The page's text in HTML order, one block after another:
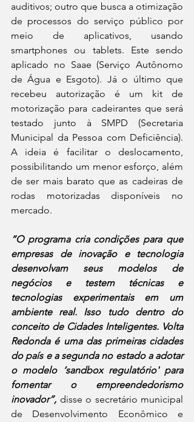
auditivos; outro que busca a otimização
de processos do serviço público por
meio de aplicativos, usando
smartphones ou tablets. Este sendo
aplicado no Saae (Serviço Autônomo
de Água e Esgoto). Já o último que
recebeu autorização é um kit de
motorização para cadeirantes que será
testado junto à SMPD (Secretaria
Municipal da Pessoa com Deficiência).
A ideia é facilitar o deslocamento,
possibilitando um menor esforço, além
de ser mais barato que as cadeiras de
rodas motorizadas disponíveis no
mercado.
“O programa cria condições para que
empresas de inovação e tecnologia
desenvolvam seus modelos de
negócios e testem técnicas e
tecnologias experimentais em um
ambiente real. Isso tudo dentro do
conceito de Cidades Inteligentes. Volta
Redonda é uma das primeiras cidades
do país e a segunda no estado a adotar
o modelo ‘sandbox regulatório' para
fomentar o empreendedorismo
inovador”, disse o secretário municipal
de Desenvolvimento Econômico e